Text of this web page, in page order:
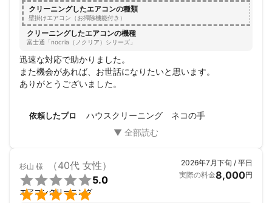
クリーニングしたエアコンの種類
壁掛けエアコン（お掃除機能付き）
クリーニングしたエアコンの機種
富士通「nocria（ノクリア）シリーズ」
迅速な対応で助かりました。
また機会があれば、お世話になりたいと思います。
ありがとうございました。
依頼したプロ ハウスクリーニング ネコの手
杉山 様 （40代 女性）


5.0
エアコンクリーニング
2026年7月下旬 / 平日
実際の料金8,000円